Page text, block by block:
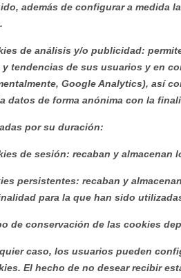
además de configurar a medida
de análisis y/o publicidad:
tendencias de sus usuarios y en
Google Analytics), así
datos de forma anónima con la
por su duración:
de sesión: recaban y almacenan
persistentes: recaban y
para la que han sido
de conservación de las cookies
caso, los usuarios pueden
El hecho de no desear recibir